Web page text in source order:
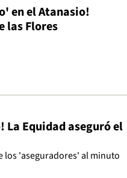
en el Atanasio!
las Flores
Equidad aseguró el
los 'aseguradores' al minuto